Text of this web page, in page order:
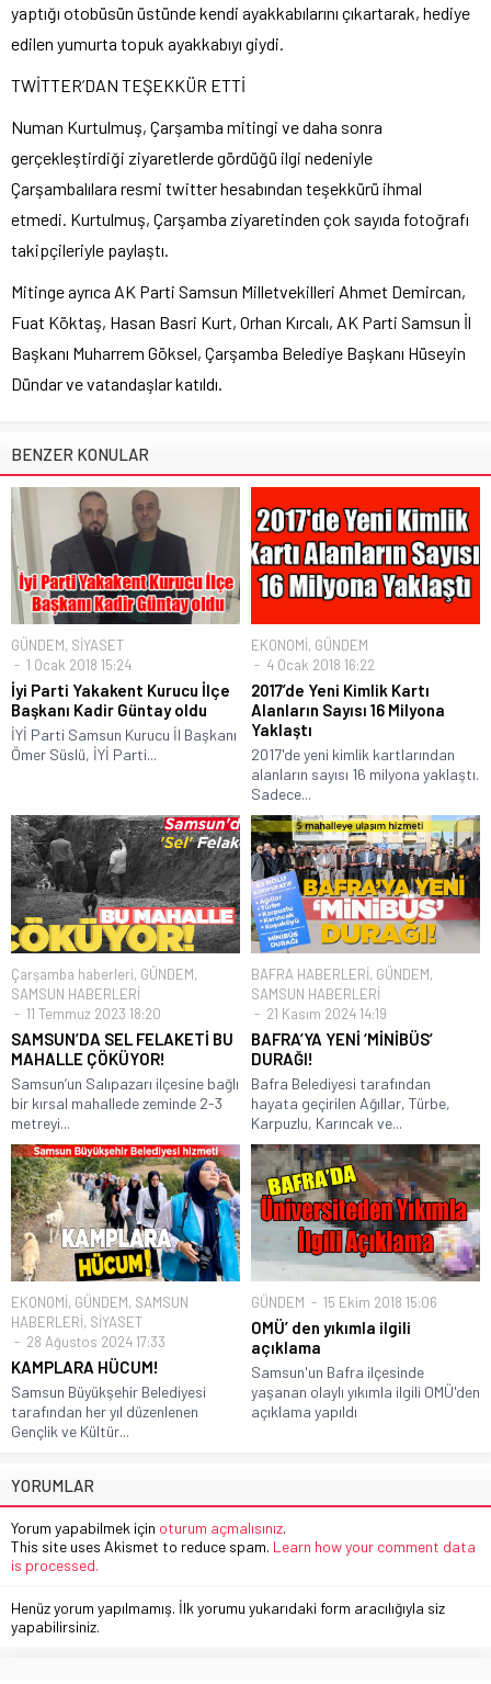
yaptığı otobüsün üstünde kendi ayakkabılarını çıkartarak, hediye
edilen yumurta topuk ayakkabıyı giydi.
TWİTTER’DAN TEŞEKKÜR ETTİ
Numan Kurtulmuş, Çarşamba mitingi ve daha sonra
gerçekleştirdiği ziyaretlerde gördüğü ilgi nedeniyle
Çarşambalılara resmi twitter hesabından teşekkürü ihmal
etmedi. Kurtulmuş, Çarşamba ziyaretinden çok sayıda fotoğrafı
takipçileriyle paylaştı.
Mitinge ayrıca AK Parti Samsun Milletvekilleri Ahmet Demircan,
Fuat Köktaş, Hasan Basri Kurt, Orhan Kırcalı, AK Parti Samsun İl
Başkanı Muharrem Göksel, Çarşamba Belediye Başkanı Hüseyin
Dündar ve vatandaşlar katıldı.
BENZER KONULAR
GÜNDEM, SİYASET
1 Ocak 2018 15:24
İyi Parti Yakakent Kurucu İlçe
Başkanı Kadir Güntay oldu
İYİ Parti Samsun Kurucu İl Başkanı
Ömer Süslü, İYİ Parti...
EKONOMİ, GÜNDEM
4 Ocak 2018 16:22
2017’de Yeni Kimlik Kartı
Alanların Sayısı 16 Milyona
Yaklaştı
2017'de yeni kimlik kartlarından
alanların sayısı 16 milyona yaklaştı.
Sadece...
Çarşamba haberleri, GÜNDEM,
SAMSUN HABERLERİ
11 Temmuz 2023 18:20
SAMSUN’DA SEL FELAKETİ BU
MAHALLE ÇÖKÜYOR!
Samsun’un Salıpazarı ilçesine bağlı
bir kırsal mahallede zeminde 2-3
metreyi...
BAFRA HABERLERİ, GÜNDEM,
SAMSUN HABERLERİ
21 Kasım 2024 14:19
BAFRA’YA YENİ ‘MİNİBÜS’
DURAĞI!
Bafra Belediyesi tarafından
hayata geçirilen Ağıllar, Türbe,
Karpuzlu, Karıncak ve...
EKONOMİ, GÜNDEM, SAMSUN
HABERLERİ, SİYASET
28 Ağustos 2024 17:33
KAMPLARA HÜCUM!
Samsun Büyükşehir Belediyesi
tarafından her yıl düzenlenen
Gençlik ve Kültür...
GÜNDEM 15 Ekim 2018 15:06
OMÜ’ den yıkımla ilgili
açıklama
Samsun'un Bafra ilçesinde
yaşanan olaylı yıkımla ilgili OMÜ'den
açıklama yapıldı
YORUMLAR
Yorum yapabilmek için oturum açmalısınız.
This site uses Akismet to reduce spam. Learn how your comment data
is processed.
Henüz yorum yapılmamış. İlk yorumu yukarıdaki form aracılığıyla siz
yapabilirsiniz.